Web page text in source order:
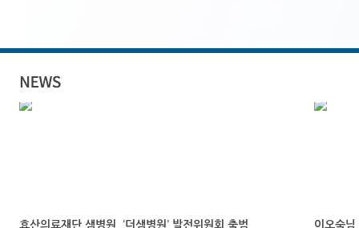
효산의료재단 샘병원, ‘더샘병원’ 발전위원회 출범 이오숙